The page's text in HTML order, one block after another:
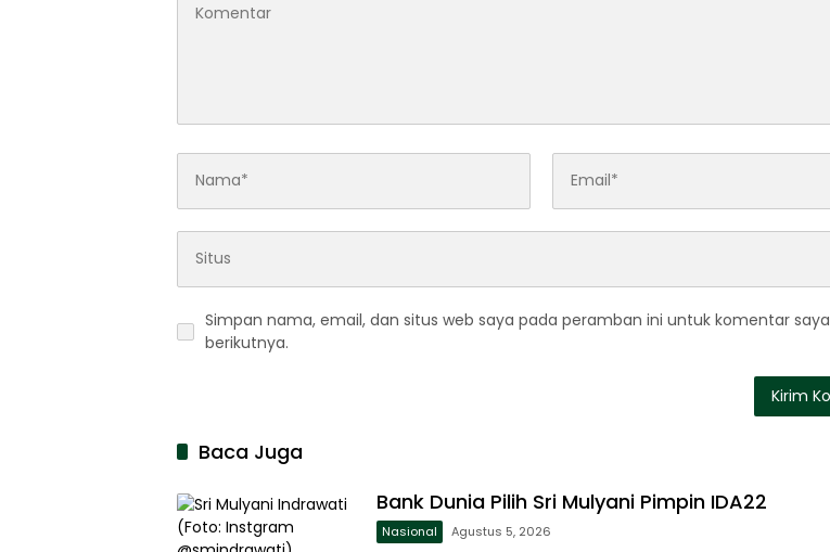
Simpan nama, email, dan situs web saya pada peramban ini untuk komentar saya
berikutnya.
Baca Juga
Bank Dunia Pilih Sri Mulyani Pimpin IDA22
Nasional Agustus 5, 2026